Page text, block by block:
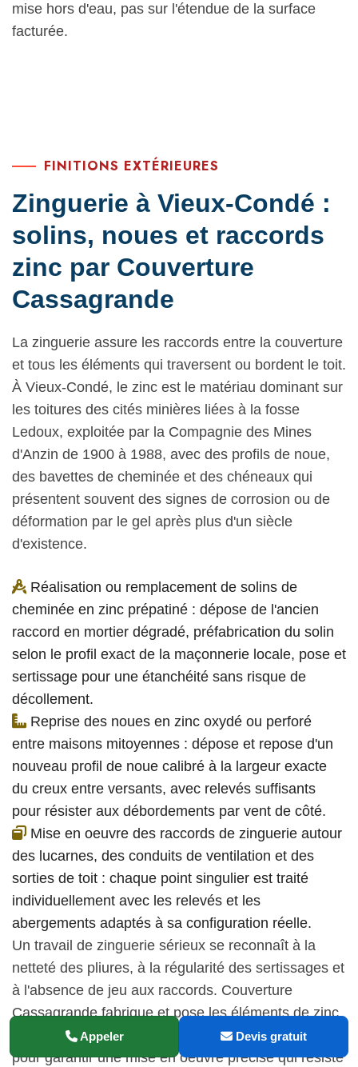
mise hors d'eau, pas sur l'étendue de la surface
facturée.
FINITIONS EXTÉRIEURES
Zinguerie à Vieux-Condé :
solins, noues et raccords
zinc par Couverture
Cassagrande
La zinguerie assure les raccords entre la couverture
et tous les éléments qui traversent ou bordent le toit.
À Vieux-Condé, le zinc est le matériau dominant sur
les toitures des cités minières liées à la fosse
Ledoux, exploitée par la Compagnie des Mines
d'Anzin de 1900 à 1988, avec des profils de noue,
des bavettes de cheminée et des chéneaux qui
présentent souvent des signes de corrosion ou de
déformation par le gel après plus d'un siècle
d'existence.
Réalisation ou remplacement de solins de
cheminée en zinc prépatiné : dépose de l'ancien
raccord en mortier dégradé, préfabrication du solin
selon le profil exact de la maçonnerie locale, pose et
sertissage pour une étanchéité sans risque de
décollement.
Reprise des noues en zinc oxydé ou perforé
entre maisons mitoyennes : dépose et repose d'un
nouveau profil de noue calibré à la largeur exacte
du creux entre versants, avec relevés suffisants
pour résister aux débordements par vent de côté.
Mise en oeuvre des raccords de zinguerie autour
des lucarnes, des conduits de ventilation et des
sorties de toit : chaque point singulier est traité
individuellement avec les relevés et les
abergements adaptés à sa configuration réelle.
Un travail de zinguerie sérieux se reconnaît à la
netteté des pliures, à la régularité des sertissages et
à l'absence de jeu aux raccords. Couverture
Cassagrande fabrique et pose les éléments de zinc
à Vieux-Condé avec les outils de pliage adaptés
pour garantir une mise en oeuvre précise qui résiste
Appeler Devis gratuit